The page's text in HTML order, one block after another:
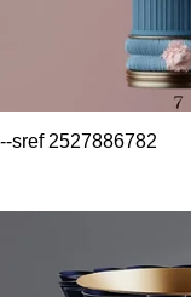
--sref 2527886782